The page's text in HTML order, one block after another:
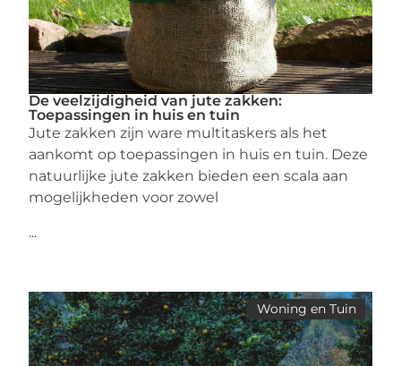
De veelzijdigheid van jute zakken:
Toepassingen in huis en tuin
Jute zakken zijn ware multitaskers als het
aankomt op toepassingen in huis en tuin. Deze
natuurlijke jute zakken bieden een scala aan
mogelijkheden voor zowel
...
Woning en Tuin